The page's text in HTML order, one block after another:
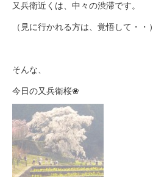
又兵衛近くは、中々の渋滞です。
（見に行かれる方は、覚悟して・・）
そんな、
今日の又兵衛桜❀